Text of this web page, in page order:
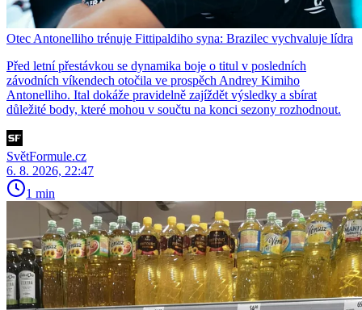
Otec Antonelliho trénuje Fittipaldiho syna: Brazilec vychvaluje lídra
Před letní přestávkou se dynamika boje o titul v posledních
závodních víkendech otočila ve prospěch Andrey Kimiho
Antonelliho. Ital dokáže pravidelně zajíždět výsledky a sbírat
důležité body, které mohou v součtu na konci sezony rozhodnout.
SvětFormule.cz
6. 8. 2026, 22:47
1 min